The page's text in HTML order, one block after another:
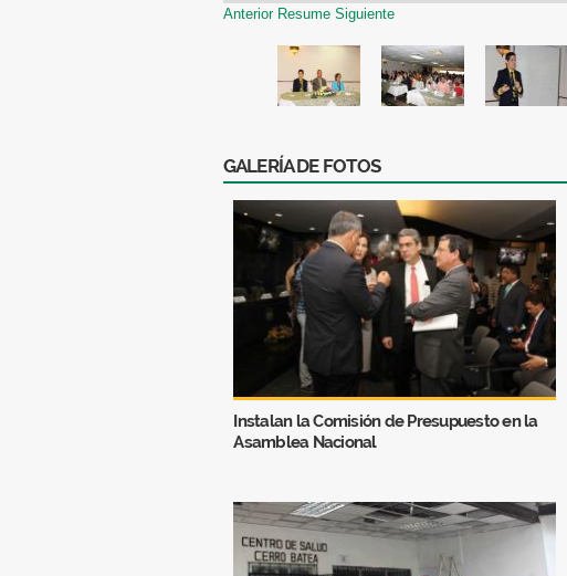
Anterior Resume Siguiente
GALERÍA DE FOTOS
Instalan la Comisión de Presupuesto en la
Asamblea Nacional